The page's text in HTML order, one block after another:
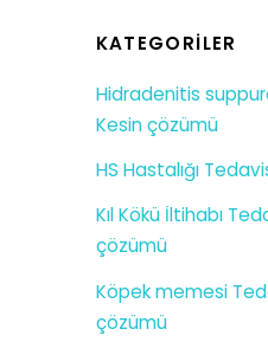
KATEGORILER
Hidradenitis
Kesin çözümü
HS Hastalığı
Kıl Kökü İltihabı
çözümü
Köpek memesi
çözümü